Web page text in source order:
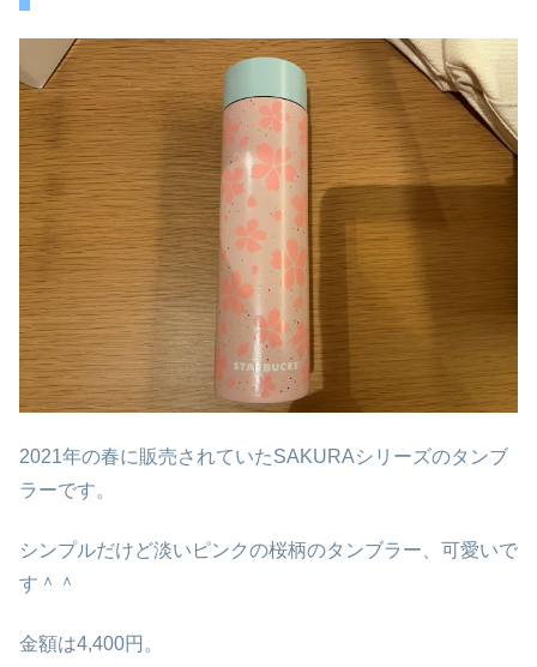
2021年の春に販売されていたSAKURAシリーズのタンブ
ラーです。
シンプルだけど淡いピンクの桜柄のタンブラー、可愛いで
す＾＾
金額は4,400円。